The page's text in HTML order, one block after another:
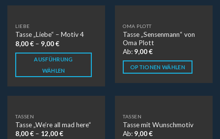
LIEBE
Tasse „Liebe“ – Motiv 4
8,00€ – 9,00€
AUSFÜHRUNG
WÄHLEN
OMA PLOTT
Tasse „Sensenmann“ von
Oma Plott
Ab: 9,00€
OPTIONEN WÄHLEN
TASSEN
Tasse „We’re all mad here“
8,00€ – 12,00€
TASSEN
Tasse mit Wunschmotiv
Ab: 9,00€